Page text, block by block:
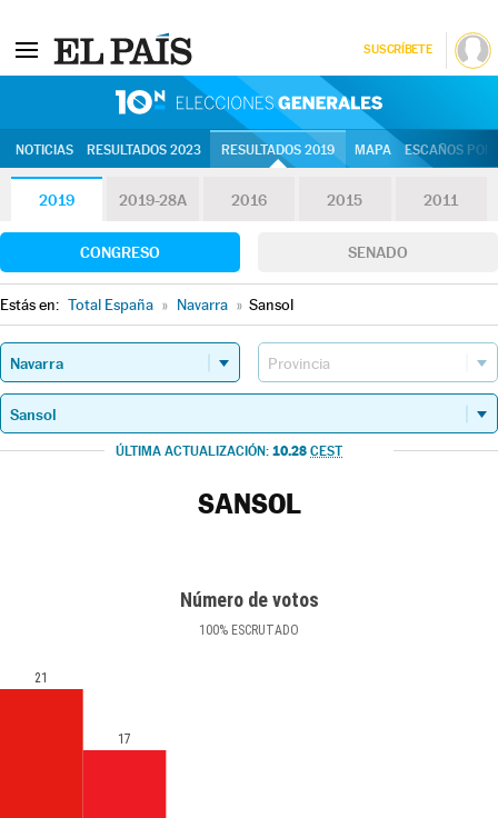
SUSCRÍBETE
NOTICIAS RESULTADOS 2023 RESULTADOS 2019 MAPA ESCAÑOS
2019 2019-28A 2016 2015 2011
CONGRESO SENADO
Estás en: Total España » Navarra » Sansol
ÚLTIMA ACTUALIZACIÓN: 10.28 CEST
SANSOL
Número de votos
100% ESCRUTADO
21
17